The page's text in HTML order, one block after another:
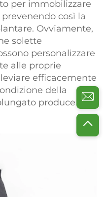
per immobilizzare
così la
Ovviamente,
solette
personalizzare
alle proprie
efficacemente
della
produce